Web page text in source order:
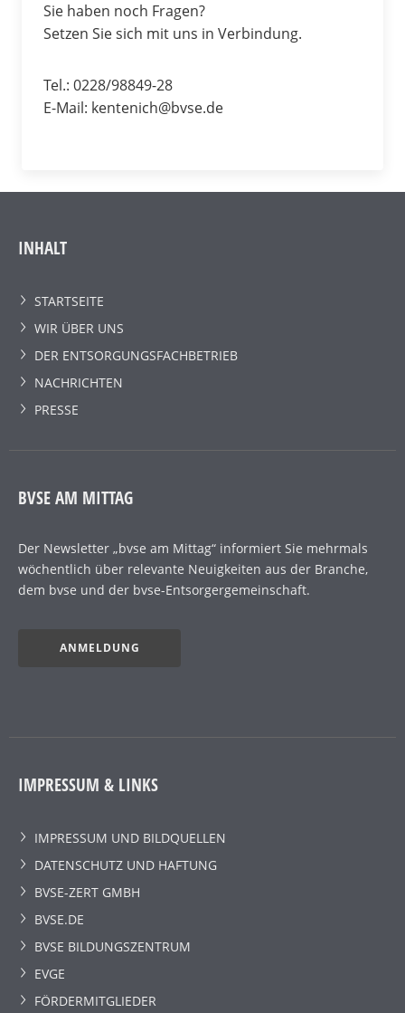
Sie haben noch Fragen?
Setzen Sie sich mit uns in Verbindung.
Tel.: 0228/98849-28
E-Mail: kentenich@bvse.de
INHALT
STARTSEITE
WIR ÜBER UNS
DER ENTSORGUNGSFACHBETRIEB
NACHRICHTEN
PRESSE
BVSE AM MITTAG
Der Newsletter „bvse am Mittag“ informiert Sie mehrmals
wöchentlich über relevante Neuigkeiten aus der Branche,
dem bvse und der bvse-Entsorgergemeinschaft.
ANMELDUNG
IMPRESSUM & LINKS
IMPRESSUM UND BILDQUELLEN
DATENSCHUTZ UND HAFTUNG
BVSE-ZERT GMBH
BVSE.DE
BVSE BILDUNGSZENTRUM
EVGE
FÖRDERMITGLIEDER